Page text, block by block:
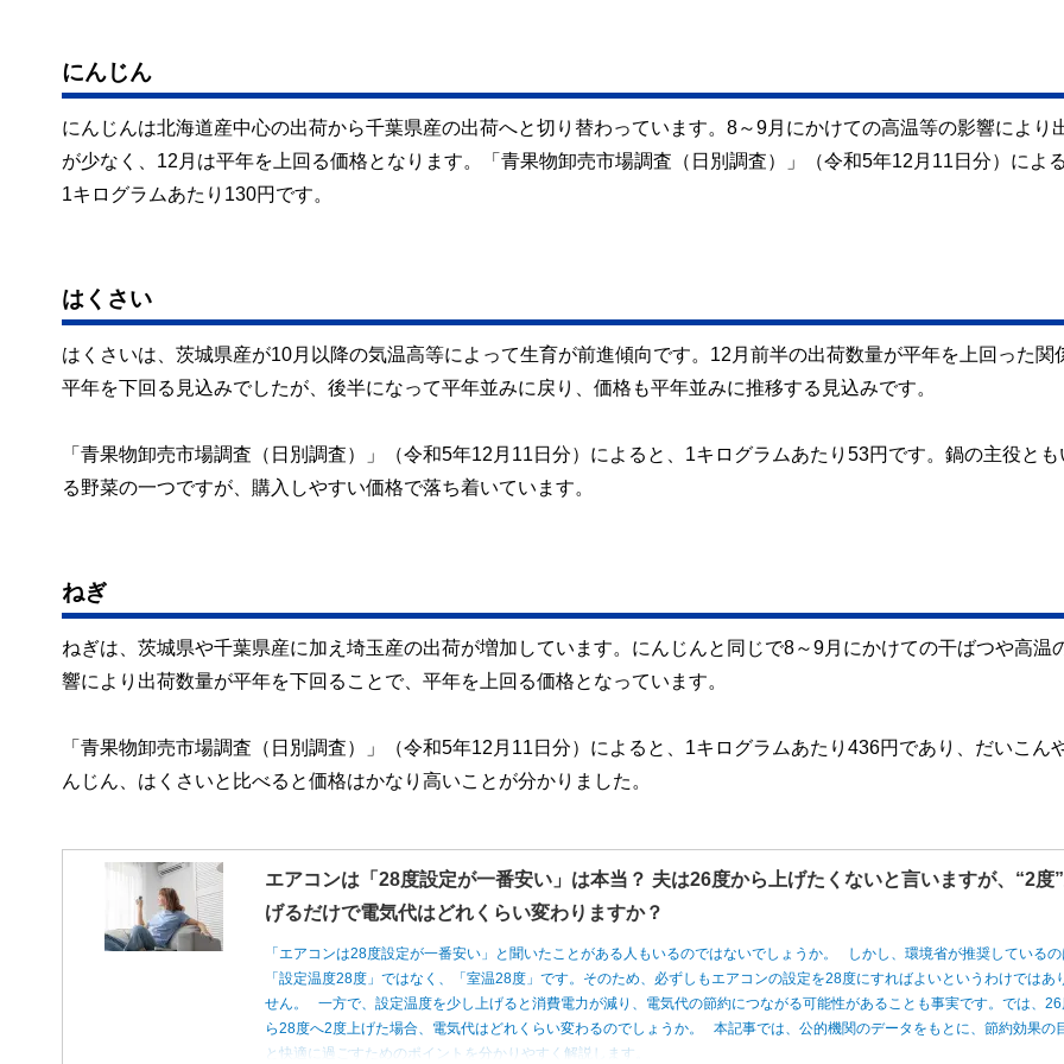
にんじん
にんじんは北海道産中心の出荷から千葉県産の出荷へと切り替わっています。8～9月にかけての高温等の影響により
が少なく、12月は平年を上回る価格となります。「青果物卸売市場調査（日別調査）」（令和5年12月11日分）による
1キログラムあたり130円です。
はくさい
はくさいは、茨城県産が10月以降の気温高等によって生育が前進傾向です。12月前半の出荷数量が平年を上回った関
平年を下回る見込みでしたが、後半になって平年並みに戻り、価格も平年並みに推移する見込みです。
「青果物卸売市場調査（日別調査）」（令和5年12月11日分）によると、1キログラムあたり53円です。鍋の主役とも
る野菜の一つですが、購入しやすい価格で落ち着いています。
ねぎ
ねぎは、茨城県や千葉県産に加え埼玉産の出荷が増加しています。にんじんと同じで8～9月にかけての干ばつや高温
響により出荷数量が平年を下回ることで、平年を上回る価格となっています。
「青果物卸売市場調査（日別調査）」（令和5年12月11日分）によると、1キログラムあたり436円であり、だいこん
んじん、はくさいと比べると価格はかなり高いことが分かりました。
エアコンは「28度設定が一番安い」は本当？ 夫は26度から上げたくないと言いますが、“2度
げるだけで電気代はどれくらい変わりますか？
「エアコンは28度設定が一番安い」と聞いたことがある人もいるのではないでしょうか。 しかし、環境省が推奨しているの
「設定温度28度」ではなく、「室温28度」です。そのため、必ずしもエアコンの設定を28度にすればよいというわけではあ
せん。 一方で、設定温度を少し上げると消費電力が減り、電気代の節約につながる可能性があることも事実です。では、26
ら28度へ2度上げた場合、電気代はどれくらい変わるのでしょうか。 本記事では、公的機関のデータをもとに、節約効果の
と快適に過ごすためのポイントを分かりやすく解説します。